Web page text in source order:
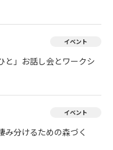
イベント
と」お話し会とワークシ
イベント
み分けるための森づく